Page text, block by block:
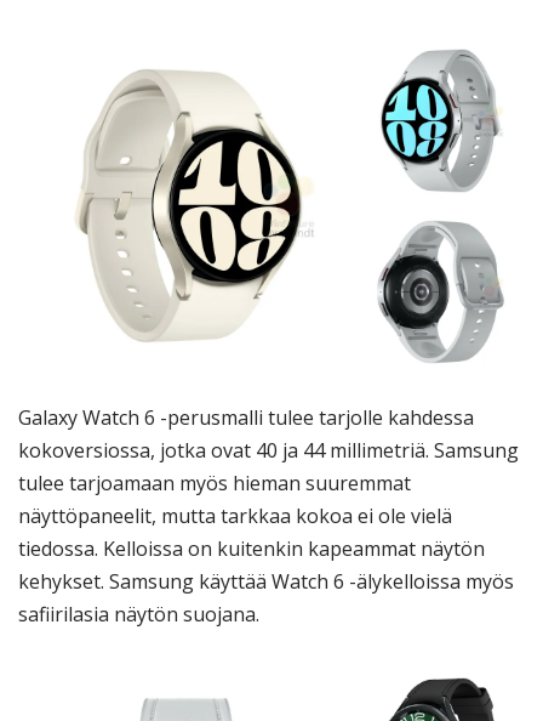
Galaxy Watch 6 -perusmalli tulee tarjolle kahdessa
kokoversiossa, jotka ovat 40 ja 44 millimetriä. Samsung
tulee tarjoamaan myös hieman suuremmat
näyttöpaneelit, mutta tarkkaa kokoa ei ole vielä
tiedossa. Kelloissa on kuitenkin kapeammat näytön
kehykset. Samsung käyttää Watch 6 -älykelloissa myös
safiirilasia näytön suojana.